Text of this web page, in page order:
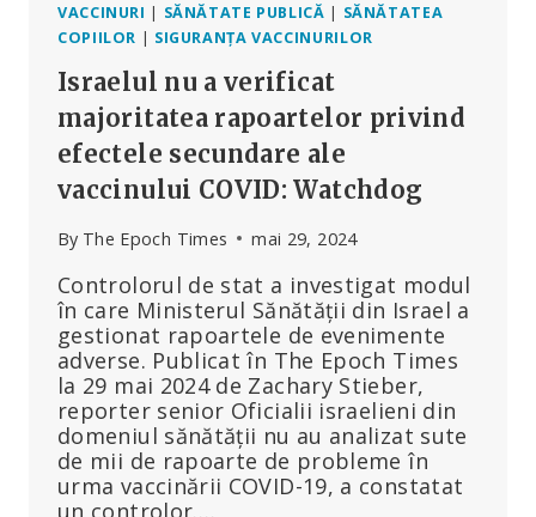
VACCINURI | SĂNĂTATE PUBLICĂ | SĂNĂTATEA
COPIILOR | SIGURANȚA VACCINURILOR
Israelul nu a verificat
majoritatea rapoartelor privind
efectele secundare ale
vaccinului COVID: Watchdog
By The Epoch Times mai 29, 2024
Controlorul de stat a investigat modul
în care Ministerul Sănătății din Israel a
gestionat rapoartele de evenimente
adverse. Publicat în The Epoch Times
la 29 mai 2024 de Zachary Stieber,
reporter senior Oficialii israelieni din
domeniul sănătății nu au analizat sute
de mii de rapoarte de probleme în
urma vaccinării COVID-19, a constatat
un controlor….